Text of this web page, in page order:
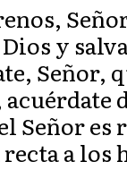
y
Señor,
Señor
recta a